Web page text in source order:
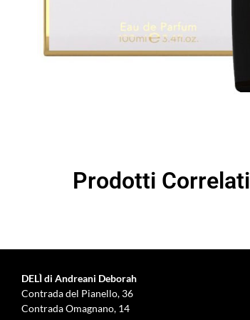
Prodotti Correlati
DELÌ di Andreani Deborah
Contrada del Pianello, 36
Contrada Omagnano, 14